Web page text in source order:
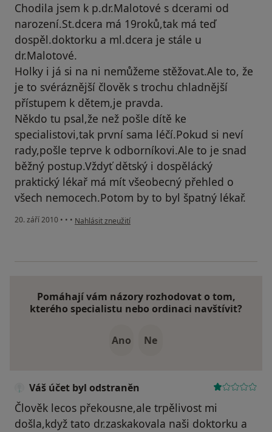
Chodila jsem k p.dr.Malotové s dcerami od
narození.St.dcera má 19roků,tak má teď
dospěl.doktorku a ml.dcera je stále u
dr.Malotové.
Holky i já si na ni nemůžeme stěžovat.Ale to, že
je to svéráznější člověk s trochu chladnější
přístupem k dětem,je pravda.
Někdo tu psal,že než pošle dítě ke
specialistovi,tak první sama léčí.Pokud si neví
rady,pošle teprve k odborníkovi.Ale to je snad
běžný postup.Vždyť dětský i dospělácký
praktický lékař má mít všeobecný přehled o
všech nemocech.Potom by to byl špatný lékař.
20. září 2010 • • • podle názoru uživatele Váš účet byl odstraněn
Nahlásit zneužití
Pomáhají vám názory rozhodovat o tom,
kterého specialistu nebo ordinaci navštívit?
Ano Ne
Váš účet byl odstraněn
Člověk lecos překousne,ale trpělivost mi
došla,když tato dr.zaskakovala naši doktorku a